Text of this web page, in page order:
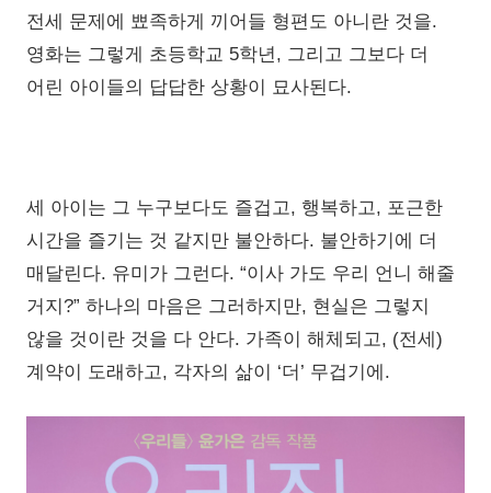
전세 문제에 뾰족하게 끼어들 형편도 아니란 것을.
영화는 그렇게 초등학교 5학년, 그리고 그보다 더
어린 아이들의 답답한 상황이 묘사된다.
세 아이는 그 누구보다도 즐겁고, 행복하고, 포근한
시간을 즐기는 것 같지만 불안하다. 불안하기에 더
매달린다. 유미가 그런다. “이사 가도 우리 언니 해줄
거지?” 하나의 마음은 그러하지만, 현실은 그렇지
않을 것이란 것을 다 안다. 가족이 해체되고, (전세)
계약이 도래하고, 각자의 삶이 ‘더’ 무겁기에.